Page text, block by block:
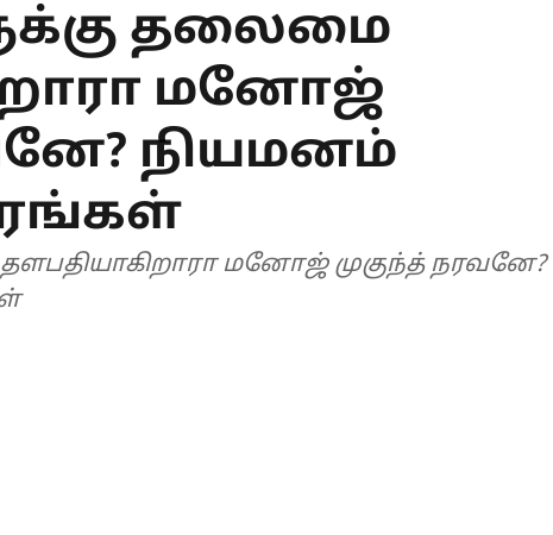
தலைமை
மனோஜ்
நியமனம்
மனோஜ் முகுந்த் நரவனே?